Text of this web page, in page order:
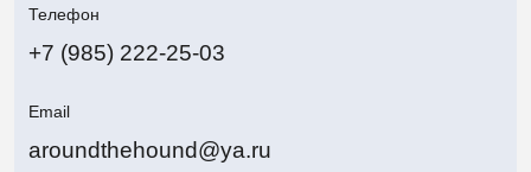
Around The Hound